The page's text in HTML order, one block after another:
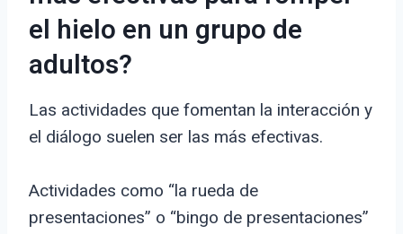
el hielo en un grupo de
adultos?
Las actividades que fomentan la interacción y
el diálogo suelen ser las más efectivas.
Actividades como “la rueda de
presentaciones” o “bingo de presentaciones”